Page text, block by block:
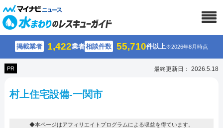
掲載業者 1,422業者相談件数 55,710件以上※2026年8月時点
PR 最終更新日： 2026.5.18
村上住宅設備-一関市
◆本ページはアフィリエイトプログラムによる収益を得ています。